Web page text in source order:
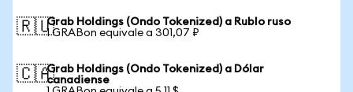
🇷🇺Grab Holdings (Ondo Tokenized) a Rublo ruso
1 GRABon equivale a 301,07 ₽
🇨🇦Grab Holdings (Ondo Tokenized) a Dólar
canadiense